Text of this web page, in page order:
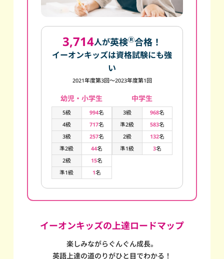
3,714人が英検Ⓡ合格！
イーオンキッズは資格試験にも強
い
2021年度第3回～2023年度第1回
幼児・小学生
5級 994名
4級
717名
3級
257名
準2級
44名
2級
15名
準1級
1名
中学生
3級 968名
準2級
583名
2級
132名
準1級
3名
イーオンキッズの上達ロードマップ
楽しみながらぐんぐん成長。
英語上達の道のりがひと目でわかる！